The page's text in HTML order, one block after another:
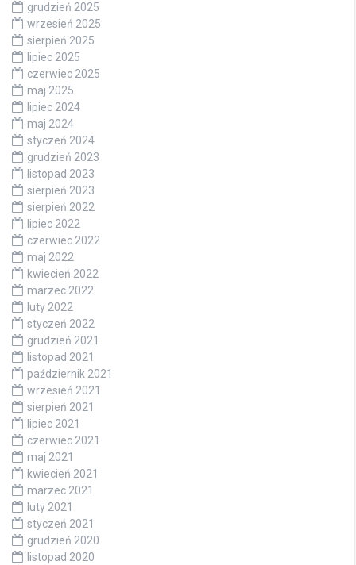
grudzień 2025
wrzesień 2025
sierpień 2025
lipiec 2025
czerwiec 2025
maj 2025
lipiec 2024
maj 2024
styczeń 2024
grudzień 2023
listopad 2023
sierpień 2023
sierpień 2022
lipiec 2022
czerwiec 2022
maj 2022
kwiecień 2022
marzec 2022
luty 2022
styczeń 2022
grudzień 2021
listopad 2021
październik 2021
wrzesień 2021
sierpień 2021
lipiec 2021
czerwiec 2021
maj 2021
kwiecień 2021
marzec 2021
luty 2021
styczeń 2021
grudzień 2020
listopad 2020